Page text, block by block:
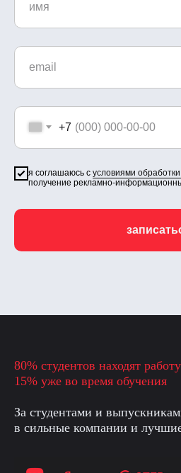
+7
я соглашаюсь с условиями
получение рекламно-
80% студентов находят
15% уже во время обучения
За студентами и
в сильные компании и лучшие